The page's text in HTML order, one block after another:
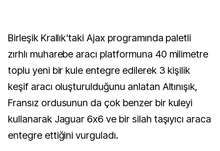
Birleşik Krallık'taki Ajax programında paletli
zırhlı muharebe aracı platformuna 40 milimetre
toplu yeni bir kule entegre edilerek 3 kişilik
keşif aracı oluşturulduğunu anlatan Altınışık,
Fransız ordusunun da çok benzer bir kuleyi
kullanarak Jaguar 6x6 ve bir silah taşıyıcı araca
entegre ettiğini vurguladı.